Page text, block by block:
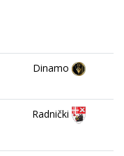
Dinamo
Radnički